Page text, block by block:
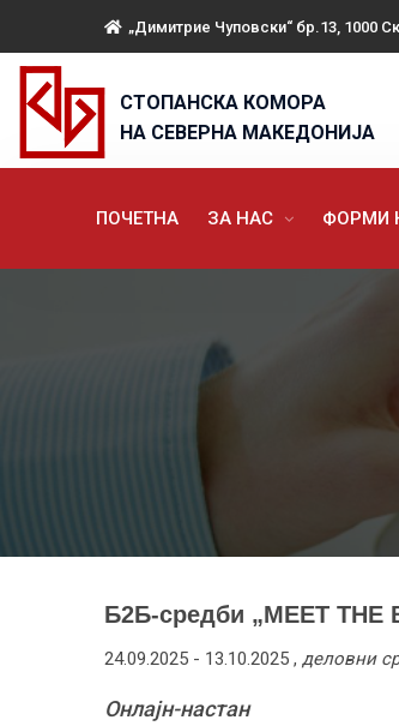
„Димитрие Чуповски“ бр.13, 1000
СТОПАНСКА КОМОРА
НА СЕВЕРНА МАКЕДОНИЈА
ПОЧЕТНА ЗА НАС ФОРМИ
Б2Б-средби „MEET
24.09.2025 - 13.10.2025 , деловни
Онлајн-настан